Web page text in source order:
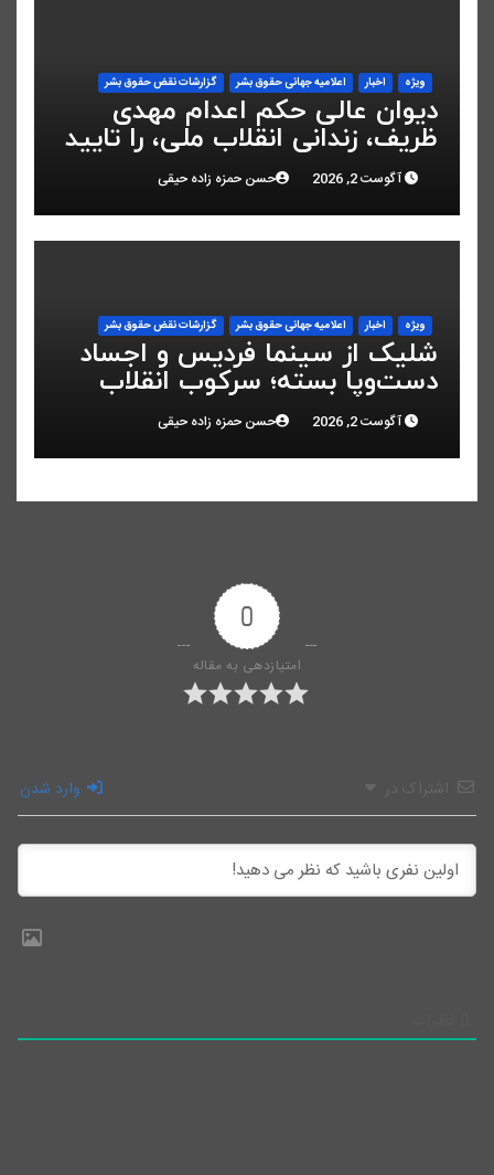
ویژه اخبار اعلاميه جهانی حقوق بشر گزارشات نقض حقوق بشر
دیوان عالی حکم اعدام مهدی
ظریف، زندانی انقلاب ملی، را تایید
کردآگوست 2, 2026 حسن حمزه زاده حیقی
ویژه اخبار اعلاميه جهانی حقوق بشر گزارشات نقض حقوق بشر
شلیک از سینما فردیس و اجساد
دست‌وپا بسته؛ سرکوب انقلاب
ملی در البرز
آگوست 2, 2026 حسن حمزه زاده حیقی
0
امتیازدهی به مقاله
اشتراک در وارد شدن